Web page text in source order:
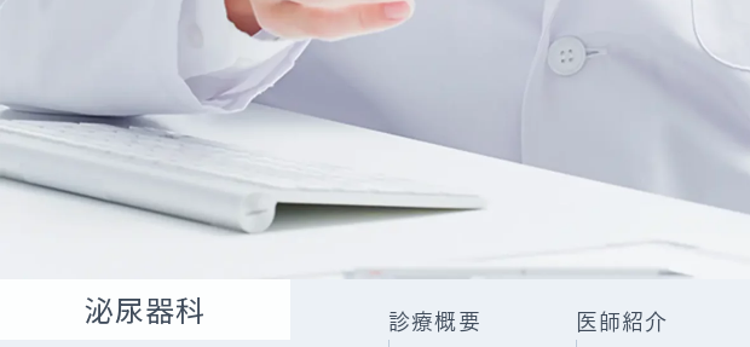
外国人患者様の受入れ
当院の実績について
泌尿器科 診療概要 医師紹介